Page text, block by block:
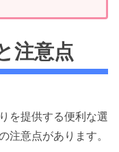
注意点
を提供する便利な選
注意点があります。